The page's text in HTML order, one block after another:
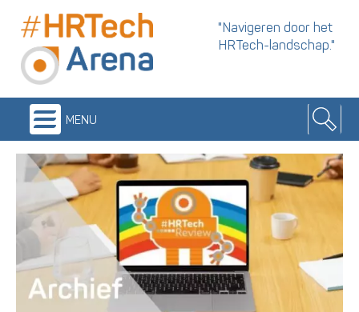
"Navigeren door het
HRTech-landschap."
menu